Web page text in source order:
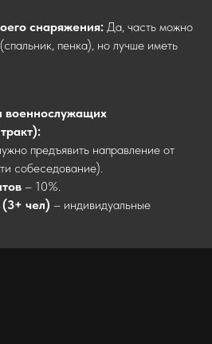
снаряжения: Да, часть можно
пенка), но лучше иметь
военнослужащих
предъявить направление от
собеседование).
– 10%.
(3+ чел) – индивидуальные